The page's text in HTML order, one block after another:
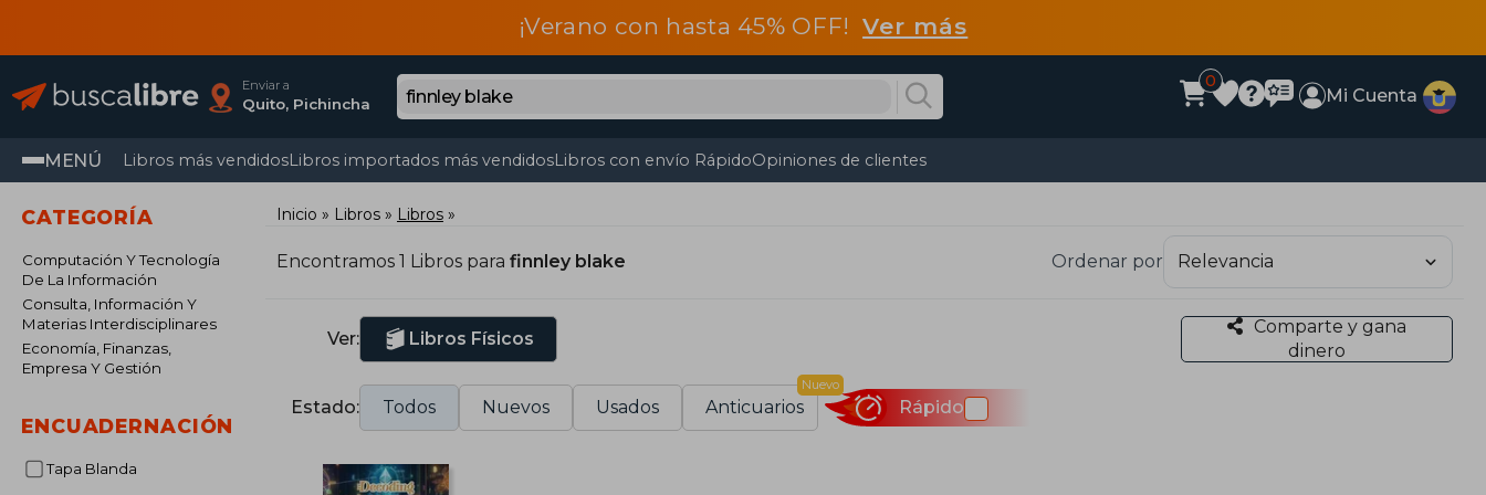
¡Verano con hasta 45% OFF!Ver más
Enviar a
Quito, Pichincha
0
Mi Cuenta
MENÚ Libros más vendidosLibros importados más vendidosLibros con envío RápidoOpiniones de clientes
CATEGORÍA
Computación Y Tecnología
De La Información
Consulta, Información Y
Materias Interdisciplinares
Economía, Finanzas,
Empresa Y Gestión
ENCUADERNACIÓN
Tapa Blanda
Inicio Libros Libros
Encontramos 1 Libros para finnley blake Ordenar por
Ver: Libros Físicos
Comparte y gana
dinero
Estado: Todos Nuevos Usados Anticuarios
Nuevo
Rápido